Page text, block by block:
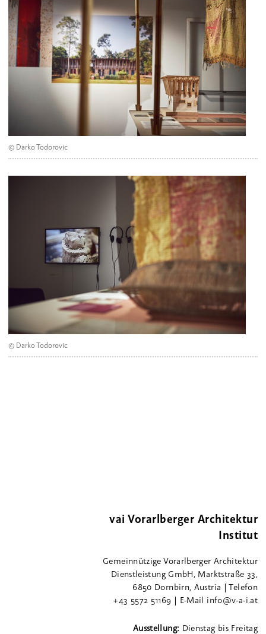
© Darko Todorovic
© Darko Todorovic
vai Vorarlberger Architektur
Institut
Gemeinnützige Vorarlberger Architektur
Dienstleistung GmbH, Marktstraße 33,
6850 Dornbirn, Austria | Telefon
+43 5572 51169 | E-Mail info@v-a-i.at
Ausstellung: Dienstag bis Freitag